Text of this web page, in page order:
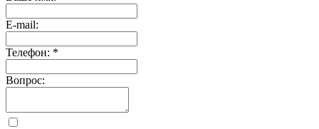
E-mail:
Телефон: *
Вопрос: